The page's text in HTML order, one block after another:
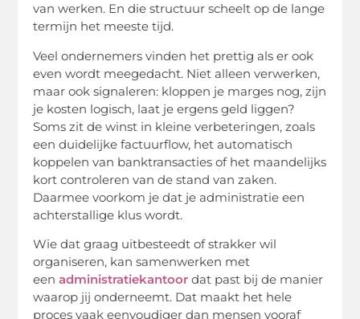
van werken. En die structuur scheelt op de lange
termijn het meeste tijd.
Veel ondernemers vinden het prettig als er ook
even wordt meegedacht. Niet alleen verwerken,
maar ook signaleren: kloppen je marges nog, zijn
je kosten logisch, laat je ergens geld liggen?
Soms zit de winst in kleine verbeteringen, zoals
een duidelijke factuurflow, het automatisch
koppelen van banktransacties of het maandelijks
kort controleren van de stand van zaken.
Daarmee voorkom je dat je administratie een
achterstallige klus wordt.
Wie dat graag uitbesteedt of strakker wil
organiseren, kan samenwerken met
eenadministratiekantoor dat past bij de manier
waarop jij onderneemt. Dat maakt het hele
proces vaak eenvoudiger dan mensen vooraf